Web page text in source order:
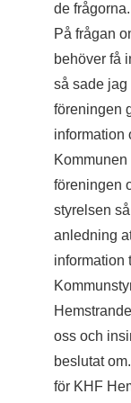
de frågorna.
På frågan
behöver få
så sade jag
föreningen
information
föreningen
styrelsen
anledning
information
oss och
beslutat
för KHF